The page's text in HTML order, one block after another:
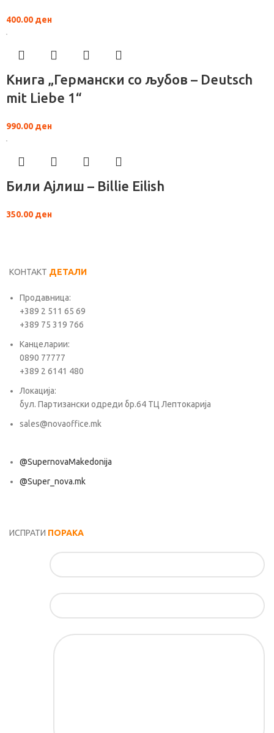
400.00 ден
Книга „Германски со љубов – Deutsch
mit Liebe 1“
990.00 ден
Били Ајлиш – Billie Eilish
350.00 ден
КОНТАКТ ДЕТАЛИ
Продавница:
+389 2 511 65 69
+389 75 319 766
Канцеларии:
0890 77777
+389 2 6141 480
Локација:
бул. Партизански одреди бр.64 ТЦ Лептокарија
sales@novaoffice.mk
@SupernovaMakedonija
@Super_nova.mk
ИСПРАТИ ПОРАКА